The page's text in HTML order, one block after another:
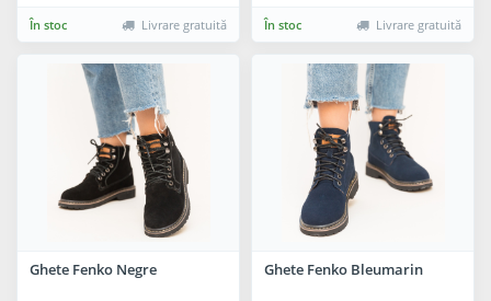
În stoc Livrare gratuită În stoc Livrare gratuită
Ghete Fenko Negre Ghete Fenko Bleumarin